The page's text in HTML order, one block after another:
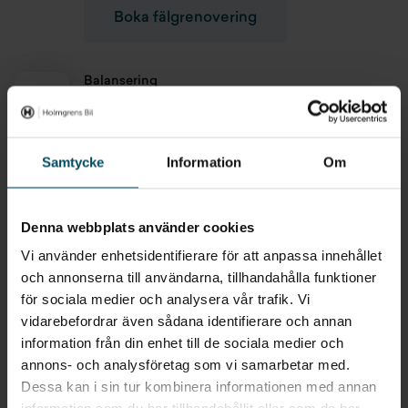
Samtycke Information Om
Denna webbplats använder cookies
Vi använder enhetsidentifierare för att anpassa innehållet
och annonserna till användarna, tillhandahålla funktioner
för sociala medier och analysera vår trafik. Vi
vidarebefordrar även sådana identifierare och annan
information från din enhet till de sociala medier och
annons- och analysföretag som vi samarbetar med.
Dessa kan i sin tur kombinera informationen med annan
Kan man boka tid online för att byta däck i
Absolut. Du kan enkelt boka tid för däckbyte och hjulskifte
och trygg service direkt hos vår däckverkstad i Vetlanda.
Boka tid hos din däckverkstad i Vetlanda redan idag!
Boka fälgrenovering
Balansering
Vi åtgärdar ett obalanserat däck genom att fördela
att placera motvikter i fälgen. Ett obalanserat hjul
Våra lokaladäckverkstäder
Våra anläggningar: